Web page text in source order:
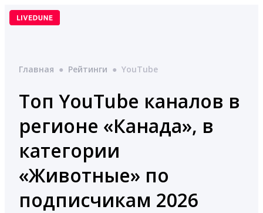
Перейти
Главная ● Рейтинги ● YouTube
Топ YouTube каналов в
регионе «Канада», в
категории
«Животные» по
подписчикам 2026